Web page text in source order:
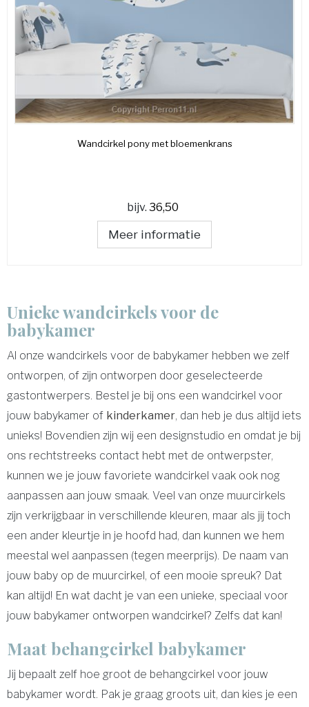
Wandcirkel pony met bloemenkrans
bijv. 36,50
Meer informatie
Unieke wandcirkels voor de
babykamer
Al onze wandcirkels voor de babykamer hebben we zelf
ontworpen, of zijn ontworpen door geselecteerde
gastontwerpers. Bestel je bij ons een wandcirkel voor
jouw babykamer of kinderkamer, dan heb je dus altijd iets
unieks! Bovendien zijn wij een designstudio en omdat je bij
ons rechtstreeks contact hebt met de ontwerpster,
kunnen we je jouw favoriete wandcirkel vaak ook nog
aanpassen aan jouw smaak. Veel van onze muurcirkels
zijn verkrijgbaar in verschillende kleuren, maar als jij toch
een ander kleurtje in je hoofd had, dan kunnen we hem
meestal wel aanpassen (tegen meerprijs). De naam van
jouw baby op de muurcirkel, of een mooie spreuk? Dat
kan altijd! En wat dacht je van een unieke, speciaal voor
jouw babykamer ontworpen wandcirkel? Zelfs dat kan!
Maat behangcirkel babykamer
Jij bepaalt zelf hoe groot de behangcirkel voor jouw
babykamer wordt. Pak je graag groots uit, dan kies je een